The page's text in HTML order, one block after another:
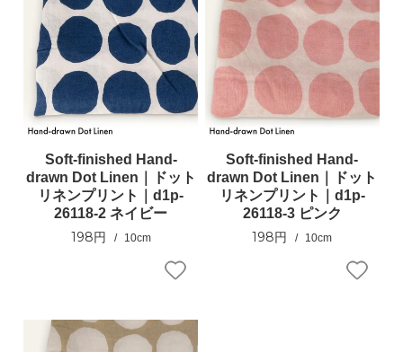
Soft-finished Hand-
drawn Dot Linen｜ドット
リネンプリント｜d1p-
26118-2 ネイビー
198円 10cm
Soft-finished Hand-
drawn Dot Linen｜ドット
リネンプリント｜d1p-
26118-3 ピンク
198円 10cm